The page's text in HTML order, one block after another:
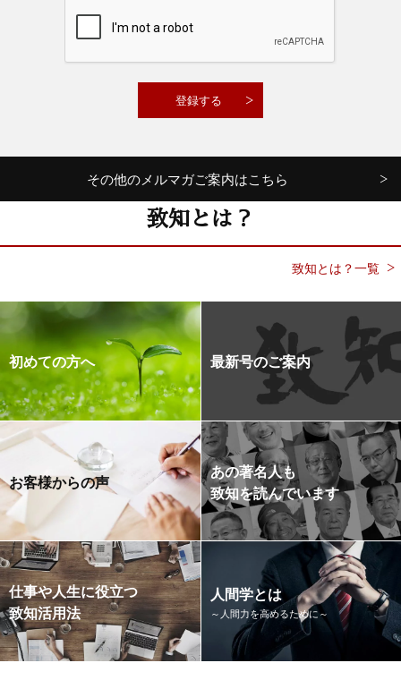
その他のメルマガご案内はこちら
致知とは？
致知とは？一覧
初めての方へ 最新号のご案内
お客様からの声
あの著名人も
致知を読んでいます
仕事や人生に役立つ
致知活用法
人間学とは
～人間力を高めるために～